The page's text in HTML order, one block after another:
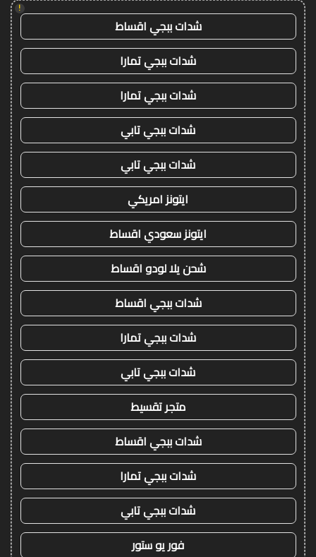
!
شدات ببجي اقساط
شدات ببجي تمارا
شدات ببجي تمارا
شدات ببجي تابي
شدات ببجي تابي
ايتونز امريكي
ايتونز سعودي اقساط
شحن يلا لودو اقساط
شدات ببجي اقساط
شدات ببجي تمارا
شدات ببجي تابي
متجر تقسيط
شدات ببجي اقساط
شدات ببجي تمارا
شدات ببجي تابي
فور يو ستور